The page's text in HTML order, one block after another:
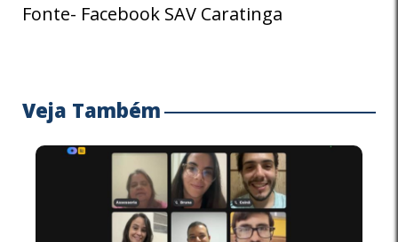
Fonte- Facebook SAV Caratinga
Veja Também